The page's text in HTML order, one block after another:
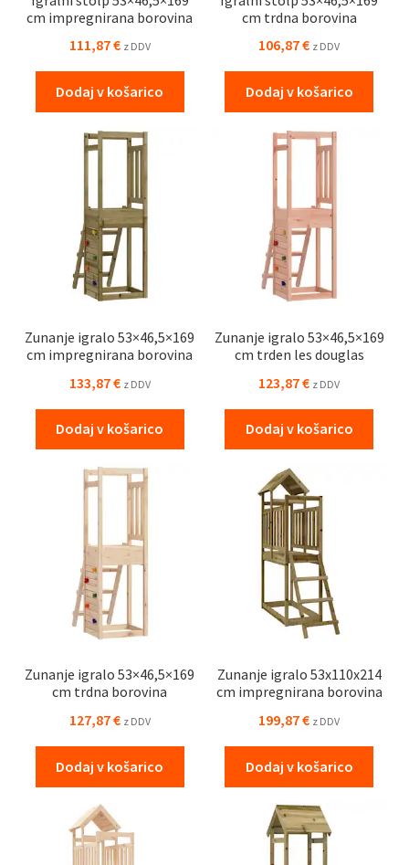
cm impregnirana borovina
111,87€ z DDV
Dodaj v košarico
cm trdna borovina
106,87€ z DDV
Dodaj v košarico
Zunanje igralo 53×46,5×169
cm impregnirana borovina
133,87€ z DDV
Dodaj v košarico
Zunanje igralo 53×46,5×169
cm trden les douglas
123,87€ z DDV
Dodaj v košarico
Zunanje igralo 53×46,5×169
cm trdna borovina
127,87€ z DDV
Dodaj v košarico
Zunanje igralo 53x110x214
cm impregnirana borovina
199,87€ z DDV
Dodaj v košarico